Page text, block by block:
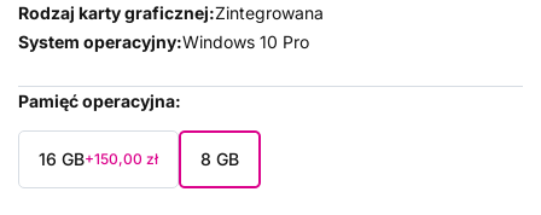
Rodzaj karty graficznej:Zintegrowana
System operacyjny:Windows 10 Pro
Pamięć operacyjna
16 GB+150,00 zł 8 GB